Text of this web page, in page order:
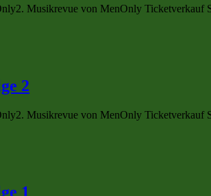
Musikrevue von MenOnly Ticketverkauf
2
Musikrevue von MenOnly Ticketverkauf
1